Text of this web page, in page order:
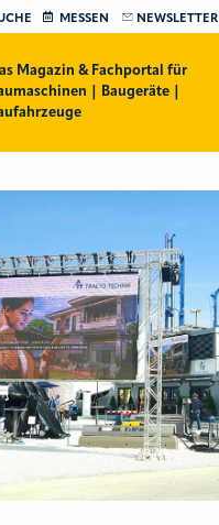
MESSEN NEWSLETTER
Magazin & Fachportal für
| Baugeräte |